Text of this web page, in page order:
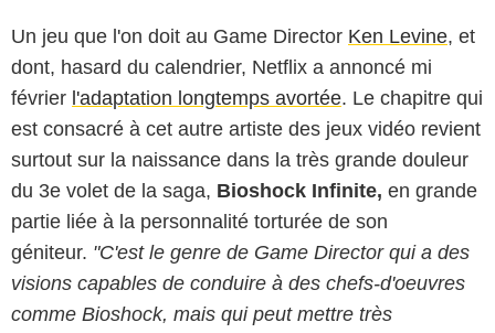
Un jeu que l'on doit au Game Director Ken Levine, et
dont, hasard du calendrier, Netflix a annoncé mi
février l'adaptation longtemps avortée. Le chapitre qui
est consacré à cet autre artiste des jeux vidéo revient
surtout sur la naissance dans la très grande douleur
du 3e volet de la saga, Bioshock Infinite, en grande
partie liée à la personnalité torturée de son
géniteur. "C'est le genre de Game Director qui a des
visions capables de conduire à des chefs-d'oeuvres
comme Bioshock, mais qui peut mettre très